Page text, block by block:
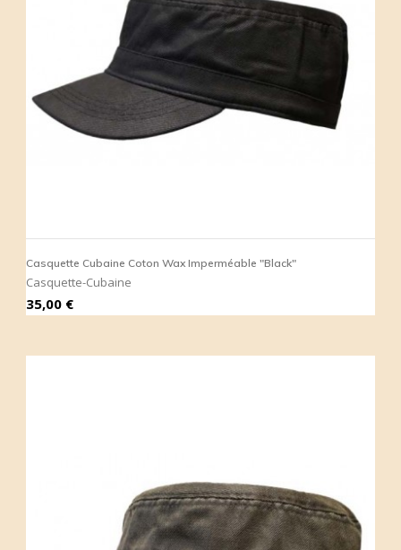
Casquette Cubaine Coton Wax Imperméable "Black"
Casquette-Cubaine
Prix
35,00 €